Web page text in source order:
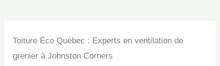
Toiture Éco Québec : Experts en ventilation de
grenier à Johnston Corners